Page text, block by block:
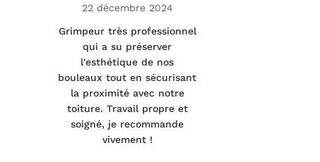
22 décembre 2024
Grimpeur très professionnel
qui a su préserver
l'esthétique de nos
bouleaux tout en sécurisant
la proximité avec notre
toiture. Travail propre et
soigné, je recommande
vivement !